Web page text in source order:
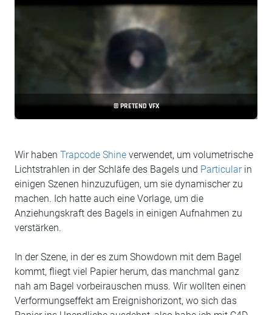
© PRETEND VFX
Wir haben Trapcode Shine verwendet, um volumetrische
Lichtstrahlen in der Schläfe des Bagels und Particularin
einigen Szenen hinzuzufügen, um sie dynamischer zu
machen. Ich hatte auch eine Vorlage, um die
Anziehungskraft des Bagels in einigen Aufnahmen zu
verstärken.
In der Szene, in der es zum Showdown mit dem Bagel
kommt, fliegt viel Papier herum, das manchmal ganz
nah am Bagel vorbeirauschen muss. Wir wollten einen
Verformungseffekt am Ereignishorizont, wo sich das